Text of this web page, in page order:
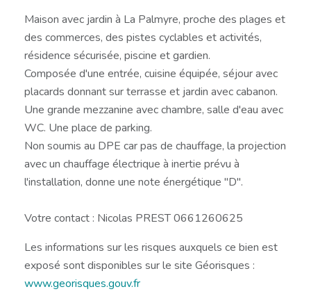
Maison avec jardin à La Palmyre, proche des plages et
des commerces, des pistes cyclables et activités,
résidence sécurisée, piscine et gardien.
Composée d'une entrée, cuisine équipée, séjour avec
placards donnant sur terrasse et jardin avec cabanon.
Une grande mezzanine avec chambre, salle d'eau avec
WC. Une place de parking.
Non soumis au DPE car pas de chauffage, la projection
avec un chauffage électrique à inertie prévu à
l'installation, donne une note énergétique "D".
Votre contact : Nicolas PREST 0661260625
Les informations sur les risques auxquels ce bien est
exposé sont disponibles sur le site Géorisques :
www.georisques.gouv.fr